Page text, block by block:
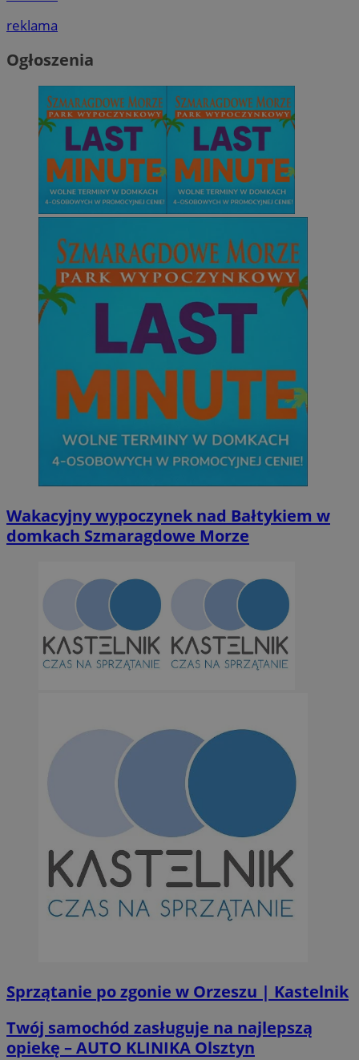
reklama
Ogłoszenia
Wakacyjny wypoczynek nad Bałtykiem w
domkach Szmaragdowe Morze
Sprzątanie po zgonie w Orzeszu | Kastelnik
Twój samochód zasługuje na najlepszą
opiekę – AUTO KLINIKA Olsztyn